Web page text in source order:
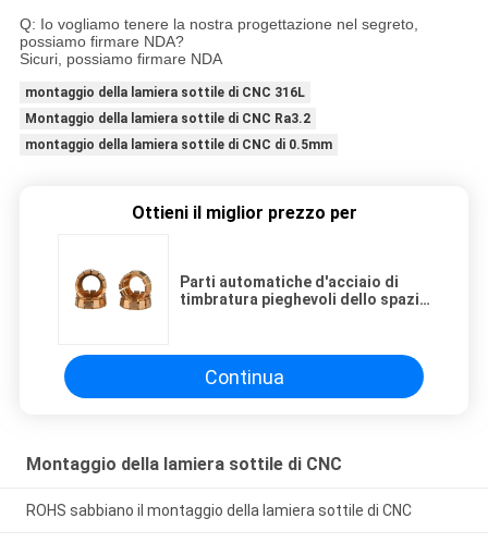
Q: Io vogliamo tenere la nostra progettazione nel segreto,
possiamo firmare NDA?
Sicuri, possiamo firmare NDA
montaggio della lamiera sottile di CNC 316L
Montaggio della lamiera sottile di CNC Ra3.2
montaggio della lamiera sottile di CNC di 0.5mm
Ottieni il miglior prezzo per
Parti automatiche d'acciaio di
timbratura pieghevoli dello spazio
Continua
Montaggio della lamiera sottile di CNC
ROHS sabbiano il montaggio della lamiera sottile di CNC